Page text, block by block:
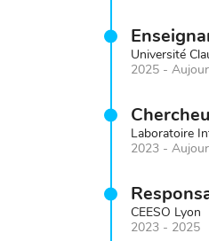
Université
2025 -
Laboratoire
2023 -
CEESO Lyon
2023 - 2025